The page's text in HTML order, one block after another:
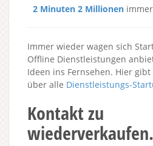
2 Minuten 2 Millionenimmer
Immer wieder wagen sich
Offline Dienstleistungen
Ideen ins Fernsehen. Hier
über alle Dienstleistungs-
Kontakt zu